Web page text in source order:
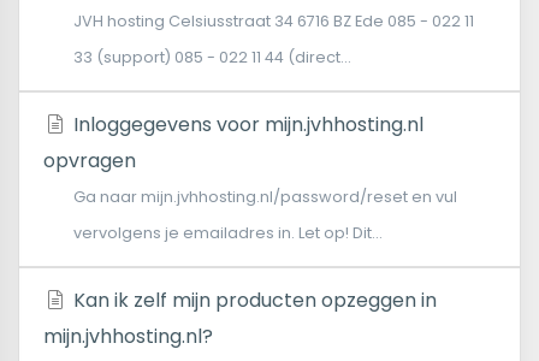
JVH hosting Celsiusstraat 34 6716 BZ Ede 085 - 022 11
33 (support) 085 - 022 11 44 (direct...
Inloggegevens voor mijn.jvhhosting.nl
opvragen
Ga naar mijn.jvhhosting.nl/password/reset en vul
vervolgens je emailadres in. Let op! Dit...
Kan ik zelf mijn producten opzeggen in
mijn.jvhhosting.nl?